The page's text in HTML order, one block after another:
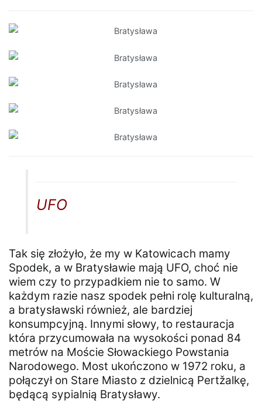
UFO
Tak się złożyło, że my w Katowicach mamy
Spodek, a w Bratysławie mają UFO, choć nie
wiem czy to przypadkiem nie to samo. W
każdym razie nasz spodek pełni rolę kulturalną,
a bratysławski również, ale bardziej
konsumpcyjną. Innymi słowy, to restauracja
która przycumowała na wysokości ponad 84
metrów na Moście Słowackiego Powstania
Narodowego. Most ukończono w 1972 roku, a
połączył on Stare Miasto z dzielnicą Pertžalkę,
będącą sypialnią Bratysławy.